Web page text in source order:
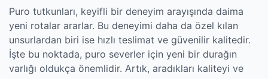
Puro tutkunları, keyifli bir deneyim arayışında daima
yeni rotalar ararlar. Bu deneyimi daha da özel kılan
unsurlardan biri ise hızlı teslimat ve güvenilir kalitedir.
İşte bu noktada, puro severler için yeni bir durağın
varlığı oldukça önemlidir. Artık, aradıkları kaliteyi ve